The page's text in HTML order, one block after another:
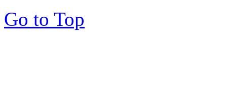
Go to Top